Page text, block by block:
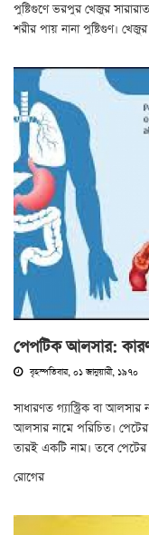
পুষ্টিগুণে ভরপুর খেজুর
শরীর পায় নানা পুষ্টিগুণ।
পেপটিক আলসার:
বৃহস্পতিবার, ০১ জানুয়ারী, ১৯৭০
সাধারণত গ্যাস্ট্রিক বা আলসার
আলসার নামে পরিচিত।
তারই একটি নাম। তবে
রোগের